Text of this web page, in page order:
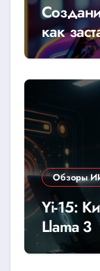
как
говорить
Обзоры
Yi-15:
Llama 3